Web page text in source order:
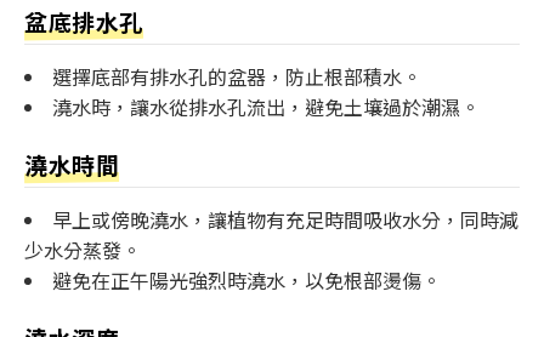
盆底排水孔
選擇底部有排水孔的盆器，防止根部積水。
澆水時，讓水從排水孔流出，避免土壤過於潮濕。
澆水時間
早上或傍晚澆水，讓植物有充足時間吸收水分，同時減
少水分蒸發。
避免在正午陽光強烈時澆水，以免根部燙傷。